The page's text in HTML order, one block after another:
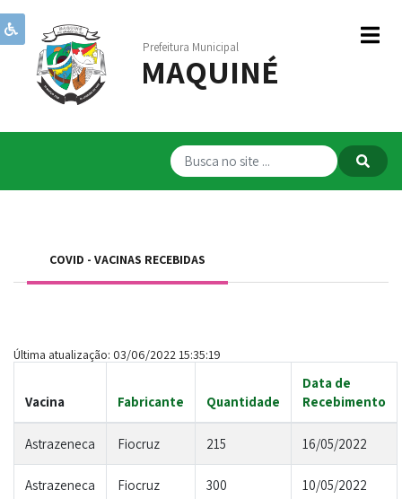
Prefeitura Municipal
MAQUINÉ
Institucional
Governo
ServiçosCOVID - VACINAS RECEBIDAS
Última atualização: 03/06/2022 15:35:19
Vacina Fabricante Quantidade
Data de
Recebimento
Astrazeneca Fiocruz 215 16/05/2022
Astrazeneca Fiocruz 300 10/05/2022